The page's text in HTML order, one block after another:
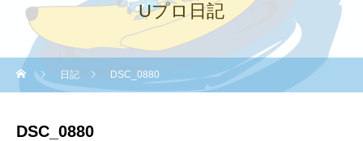
Uプロ日記
日記 DSC_0880
DSC_0880